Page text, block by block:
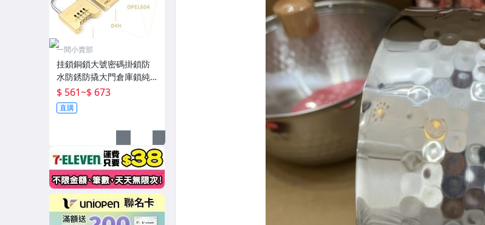
一間小賣部
挂鎖銅鎖大號密碼掛鎖防
水防銹防撬大門倉庫鎖純
銅密碼鎖頭宿舍柜子鎖 現
貨
$ 561~$ 673
直購